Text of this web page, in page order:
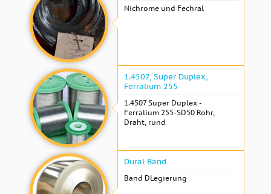
Nichrome und Fechral
1.4507, Super Duplex,
Ferralium 255
1.4507 Super Duplex -
Ferralium 255-SD50 Rohr,
Draht, rund
Dural Band
Band DLegierung